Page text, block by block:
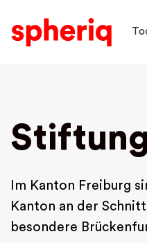
Im Kanton Freiburg
Kanton an der
besondere